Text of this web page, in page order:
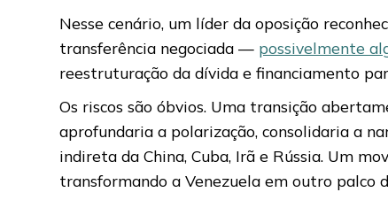
Nesse cenário, um líder da oposição
transferência negociada — possivelmente
reestruturação da dívida e financiamento
Os riscos são óbvios. Uma transição
aprofundaria a polarização, consolidaria a
indireta da China, Cuba, Irã e Rússia. Um
transformando a Venezuela em outro palco